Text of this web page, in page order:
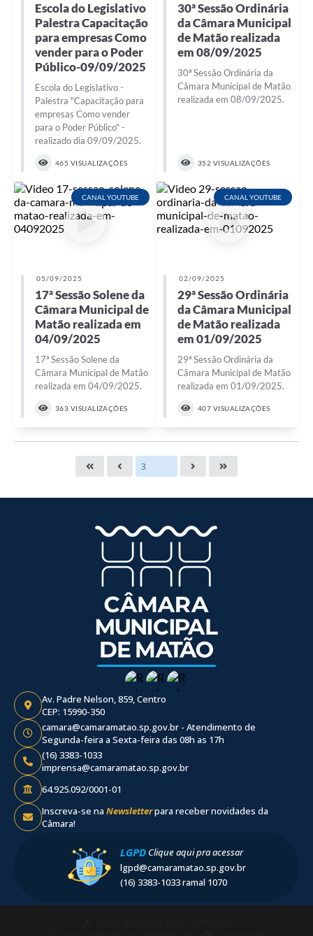
Escola do Legislativo
Palestra Capacitação
para empresas Como
vender para o Poder
Público-09/09/2025
Escola do Legislativo -
Palestra "Capacitação para
empresas Como vender
para o Poder Público" -
realizado dia 09/09/2025.
465 VISUALIZAÇÕES
30ª Sessão Ordinária
da Câmara Municipal
de Matão realizada
em 08/09/2025
30ª Sessão Ordinária da
Câmara Municipal de Matão
realizada em 08/09/2025.
352 VISUALIZAÇÕES
CANAL YOUTUBE
05/09/2025
17ª Sessão Solene da
Câmara Municipal de
Matão realizada em
04/09/2025
17ª Sessão Solene da
Câmara Municipal de Matão
realizada em 04/09/2025.
363 VISUALIZAÇÕES
CANAL YOUTUBE
02/09/2025
29ª Sessão Ordinária
da Câmara Municipal
de Matão realizada
em 01/09/2025
29ª Sessão Ordinária da
Câmara Municipal de Matão
realizada em 01/09/2025.
407 VISUALIZAÇÕES
Av. Padre Nelson, 859, Centro
CEP: 15990-350
(16) 3383-1033
imprensa@camaramatao.sp.gov.br
camara@camaramatao.sp.gov.br - Atendimento de
Segunda-feira a Sexta-feira das 08h as 17h
64.925.092/0001-01
Inscreva-se na Newsletterpara receber novidades da
Câmara!
LGPD Clique aqui pra acessar
lgpd@camaramatao.sp.gov.br
(16) 3383-1033 ramal 1070